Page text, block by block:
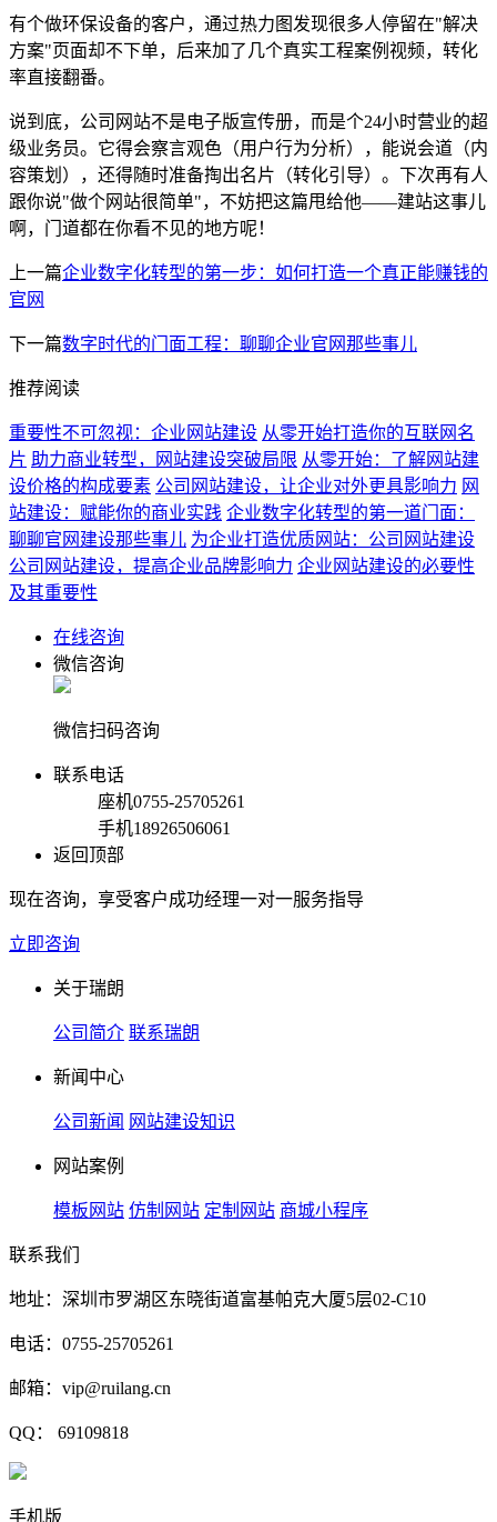
有个做环保设备的客户，通过热力图发现很多人停留在"解决
方案"页面却不下单，后来加了几个真实工程案例视频，转化
率直接翻番。
说到底，公司网站不是电子版宣传册，而是个24小时营业的超
级业务员。它得会察言观色（用户行为分析），能说会道（内
容策划），还得随时准备掏出名片（转化引导）。下次再有人
跟你说"做个网站很简单"，不妨把这篇甩给他——建站这事儿
啊，门道都在你看不见的地方呢！
上一篇企业数字化转型的第一步：如何打造一个真正能赚钱的
官网
下一篇数字时代的门面工程：聊聊企业官网那些事儿
推荐阅读
重要性不可忽视：企业网站建设 从零开始打造你的互联网名
片 助力商业转型，网站建设突破局限 从零开始：了解网站建
设价格的构成要素 公司网站建设，让企业对外更具影响力 网
站建设：赋能你的商业实践 企业数字化转型的第一道门面：
聊聊官网建设那些事儿 为企业打造优质网站：公司网站建设
公司网站建设，提高企业品牌影响力 企业网站建设的必要性
及其重要性
在线咨询
微信咨询
微信扫码咨询
联系电话
座机0755-25705261
手机18926506061
返回顶部
现在咨询，享受客户成功经理一对一服务指导
立即咨询
关于瑞朗
公司简介 联系瑞朗
新闻中心
公司新闻 网站建设知识
网站案例
模板网站 仿制网站 定制网站 商城小程序
联系我们
地址：深圳市罗湖区东晓街道富基帕克大厦5层02-C10
电话：0755-25705261
邮箱：vip@ruilang.cn
QQ： 69109818
手机版